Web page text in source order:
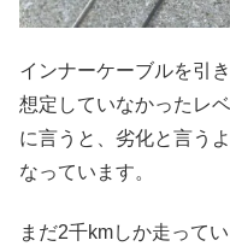
インナーケーブルを引
想定していなかったレ
に言うと、劣化と言う
なっています。
まだ2千kmしか走って